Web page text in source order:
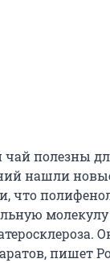
чай полезны
нашли
что
пишет